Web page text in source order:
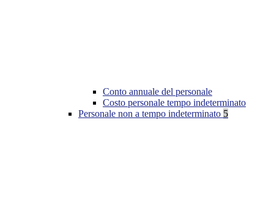
Conto annuale del personale
Costo personale tempo indeterminato
Personale non a tempo indeterminato 5